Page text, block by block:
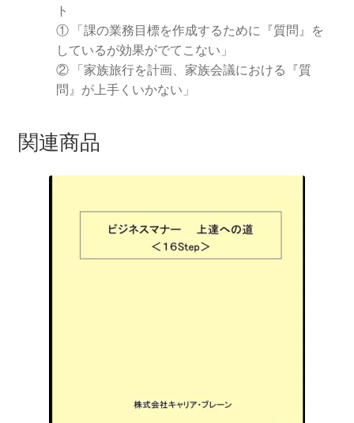
ト
① 「課の業務目標を作成するために『質問』を
しているが効果がでてこない」
② 「家族旅行を計画、家族会議における『質
問』が上手くいかない」
関連商品